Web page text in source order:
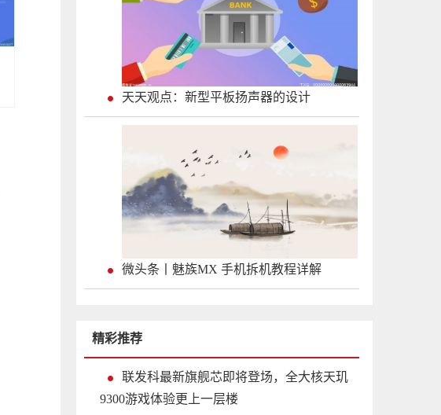
天天观点：新型平板扬声器的设计
微头条丨魅族MX 手机拆机教程详解
精彩推荐
联发科最新旗舰芯即将登场，全大核天玑
9300游戏体验更上一层楼